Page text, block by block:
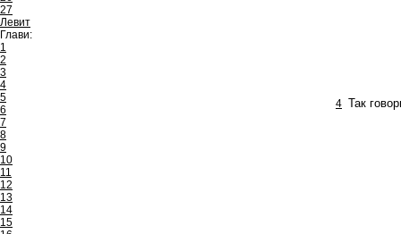
27
Левит
Глави:
1
2
3
4
5
6
7
8
9
10
11
12
13
14
15
4 Так